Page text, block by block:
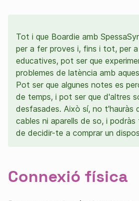
Tot i que Boardie amb
per a fer proves i, fins i tot, per
educatives, pot ser que
problemes de latència amb
Pot ser que algunes notes es
de temps, i pot ser que d'altres
desfasades. Això sí, no t'hauràs
cables ni aparells de so, i
de decidir-te a comprar un
Connexió física